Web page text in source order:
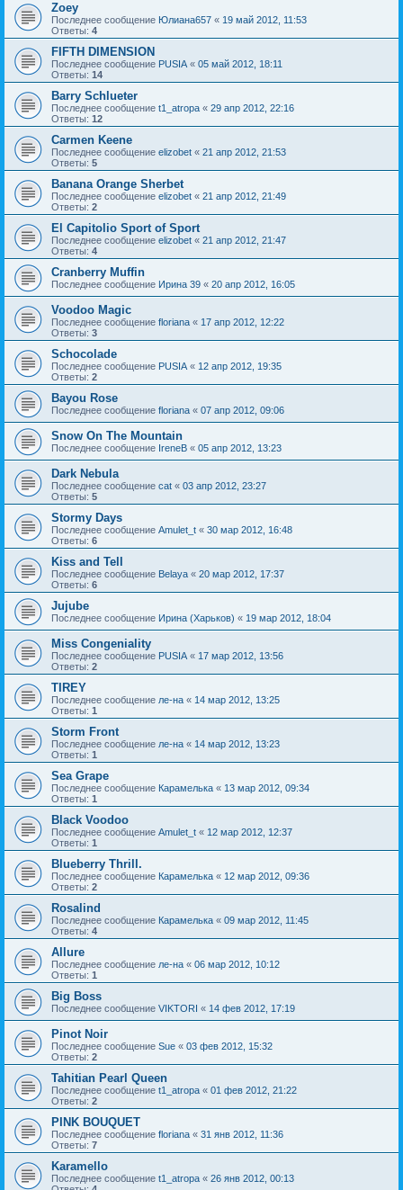
Zoey
Последнее сообщение Юлиана657 « 19 май 2012, 11:53
Ответы: 4
FIFTH DIMENSION
Последнее сообщение PUSIA « 05 май 2012, 18:11
Ответы: 14
Barry Schlueter
Последнее сообщение t1_atropa « 29 апр 2012, 22:16
Ответы: 12
Carmen Keene
Последнее сообщение elizobet « 21 апр 2012, 21:53
Ответы: 5
Banana Orange Sherbet
Последнее сообщение elizobet « 21 апр 2012, 21:49
Ответы: 2
El Capitolio Sport of Sport
Последнее сообщение elizobet « 21 апр 2012, 21:47
Ответы: 4
Cranberry Muffin
Последнее сообщение Ирина 39 « 20 апр 2012, 16:05
Voodoo Magic
Последнее сообщение floriana « 17 апр 2012, 12:22
Ответы: 3
Schocolade
Последнее сообщение PUSIA « 12 апр 2012, 19:35
Ответы: 2
Bayou Rose
Последнее сообщение floriana « 07 апр 2012, 09:06
Snow On The Mountain
Последнее сообщение IreneB « 05 апр 2012, 13:23
Dark Nebula
Последнее сообщение cat « 03 апр 2012, 23:27
Ответы: 5
Stormy Days
Последнее сообщение Amulet_t « 30 мар 2012, 16:48
Ответы: 6
Kiss and Tell
Последнее сообщение Belaya « 20 мар 2012, 17:37
Ответы: 6
Jujube
Последнее сообщение Ирина (Харьков) « 19 мар 2012, 18:04
Miss Congeniality
Последнее сообщение PUSIA « 17 мар 2012, 13:56
Ответы: 2
TIREY
Последнее сообщение ле-на « 14 мар 2012, 13:25
Ответы: 1
Storm Front
Последнее сообщение ле-на « 14 мар 2012, 13:23
Ответы: 1
Sea Grape
Последнее сообщение Карамелька « 13 мар 2012, 09:34
Ответы: 1
Black Voodoo
Последнее сообщение Amulet_t « 12 мар 2012, 12:37
Ответы: 1
Blueberry Thrill.
Последнее сообщение Карамелька « 12 мар 2012, 09:36
Ответы: 2
Rosalind
Последнее сообщение Карамелька « 09 мар 2012, 11:45
Ответы: 4
Allure
Последнее сообщение ле-на « 06 мар 2012, 10:12
Ответы: 1
Big Boss
Последнее сообщение VIKTORI « 14 фев 2012, 17:19
Pinot Noir
Последнее сообщение Sue « 03 фев 2012, 15:32
Ответы: 2
Tahitian Pearl Queen
Последнее сообщение t1_atropa « 01 фев 2012, 21:22
Ответы: 2
PINK BOUQUET
Последнее сообщение floriana « 31 янв 2012, 11:36
Ответы: 7
Karamello
Последнее сообщение t1_atropa « 26 янв 2012, 00:13